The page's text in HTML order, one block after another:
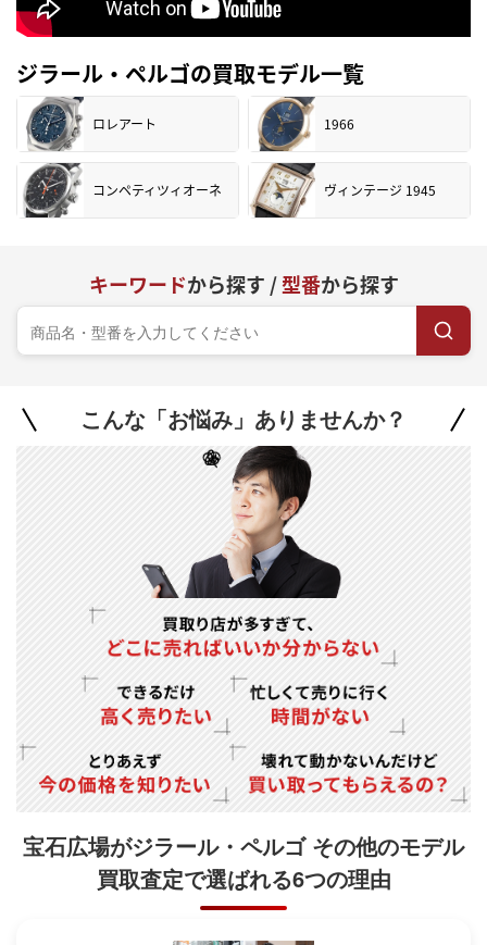
ジラール・ペルゴの買取モデル一覧
ロレアート 1966
コンペティツィオーネ ヴィンテージ 1945
キーワードから探す /型番から探す
こんな「お悩み」ありませんか？
宝石広場がジラール・ペルゴ その他のモデル
買取査定で選ばれる6つの理由